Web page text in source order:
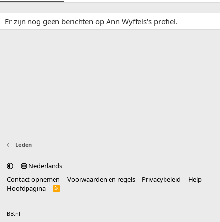
Er zijn nog geen berichten op Ann Wyffels's profiel.
Leden
Nederlands
Contact opnemen
Voorwaarden en regels Privacybeleid
Help
Hoofdpagina
R
BB.nl